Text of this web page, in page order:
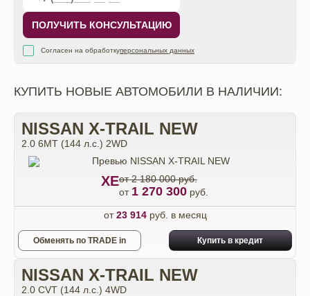
ПОЛУЧИТЬ КОНСУЛЬТАЦИЮ
Согласен на обработкуперсональных данных
КУПИТЬ НОВЫЕ АВТОМОБИЛИ В НАЛИЧИИ:
NISSAN X-TRAIL NEW
2.0 6МТ (144 л.с.) 2WD
XEот 2 180 000 руб.
от 1 270 300 руб.
от23 914руб. в месяц
Обменять по TRADE in Купить в кредит
NISSAN X-TRAIL NEW
2.0 CVT (144 л.с.) 4WD